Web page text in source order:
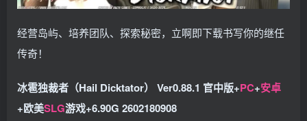
经营岛屿、培养团队、探索秘密，立啊即下载书写你的继任
传奇！
冰雹独裁者（Hail Dicktator） Ver0.88.1 官中版+PC+安卓
+欧美SLG游戏+6.90G 2602180908